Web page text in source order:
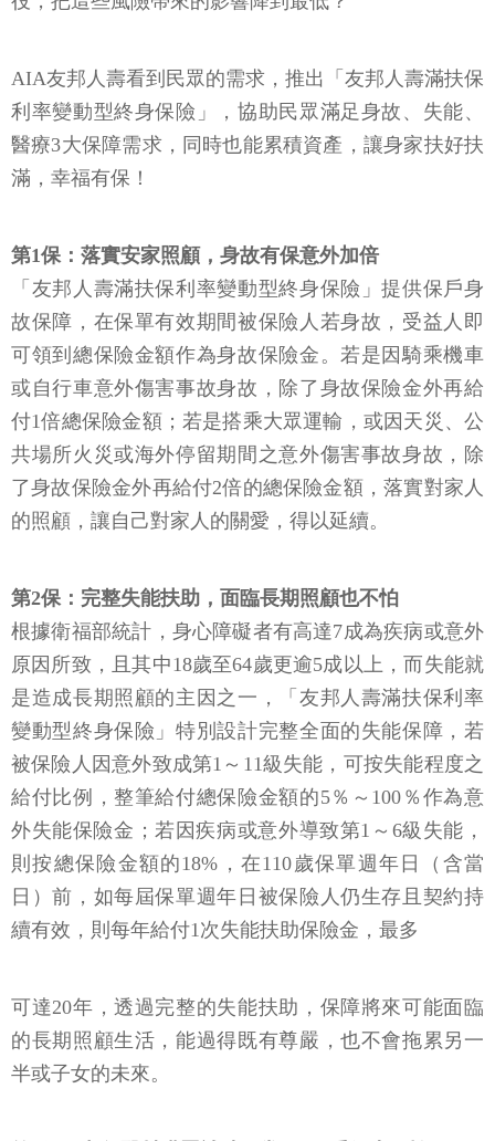
AIA友邦人壽看到民眾的需求，推出「友邦人壽滿扶保
利率變動型終身保險」，協助民眾滿足身故、失能、
醫療3大保障需求，同時也能累積資產，讓身家扶好扶
滿，幸福有保！
第1保：落實安家照顧，身故有保意外加倍
「友邦人壽滿扶保利率變動型終身保險」提供保戶身
故保障，在保單有效期間被保險人若身故，受益人即
可領到總保險金額作為身故保險金。若是因騎乘機車
或自行車意外傷害事故身故，除了身故保險金外再給
付1倍總保險金額；若是搭乘大眾運輸，或因天災、公
共場所火災或海外停留期間之意外傷害事故身故，除
了身故保險金外再給付2倍的總保險金額，落實對家人
的照顧，讓自己對家人的關愛，得以延續。
第2保：完整失能扶助，面臨長期照顧也不怕
根據衛福部統計，身心障礙者有高達7成為疾病或意外
原因所致，且其中18歲至64歲更逾5成以上，而失能就
是造成長期照顧的主因之一，「友邦人壽滿扶保利率
變動型終身保險」特別設計完整全面的失能保障，若
被保險人因意外致成第1～11級失能，可按失能程度之
給付比例，整筆給付總保險金額的5％～100％作為意
外失能保險金；若因疾病或意外導致第1～6級失能，
則按總保險金額的18%，在110歲保單週年日（含當
日）前，如每屆保單週年日被保險人仍生存且契約持
續有效，則每年給付1次失能扶助保險金，最多
可達20年，透過完整的失能扶助，保障將來可能面臨
的長期照顧生活，能過得既有尊嚴，也不會拖累另一
半或子女的未來。